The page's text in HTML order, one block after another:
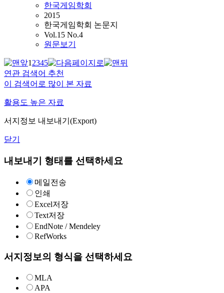
한국게임학회
2015
한국게임학회 논문지
Vol.15 No.4
원문보기
12345
연관 검색어 추천
이 검색어로 많이 본 자료
활용도 높은 자료
서지정보 내보내기(Export)
닫기
내보내기 형태를 선택하세요
메일전송
인쇄
Excel저장
Text저장
EndNote / Mendeley
RefWorks
서지정보의 형식을 선택하세요
MLA
APA